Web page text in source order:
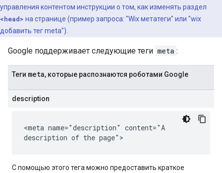
управления контентом инструкции о том, как изменять раздел
<head> на странице (пример запроса: "Wix метатеги" или "wix
добавить тегmeta").
Google поддерживает следующие теги meta :
Теги meta, которые распознаются роботами Google
description
<meta name="description" content="A
description of the page">
С помощью этого тега можно предоставить краткое